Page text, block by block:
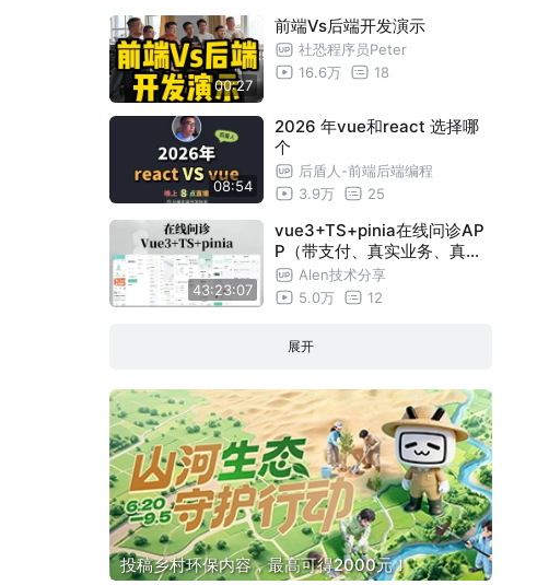
00:27
前端Vs后端开发演示
社恐程序员Peter
16.6万
18
08:54
2026 年vue和react 选择哪
个
后盾人-前端后端编程
3.9万
25
43:23:07
vue3+TS+pinia在线问诊AP
P（带支付、真实业务、真实
接口）Alen技术分享
5.0万
12
展开
投稿乡村环保内容，最高可得2000元！